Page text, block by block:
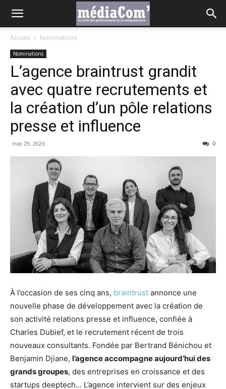
Accueil Nominations
Nominations
L’agence braintrust grandit
avec quatre recrutements et
la création d’un pôle relations
presse et influence
mai 29, 2026 0
À l’occasion de ses cinq ans, braintrust annonce une
nouvelle phase de développement avec la création de
son activité relations presse et influence, confiée à
Charles Dubief, et le recrutement récent de trois
nouveaux consultants. Fondée par Bertrand Bénichou et
Benjamin Djiane, l’agence accompagne aujourd’hui des
grands groupes, des entreprises en croissance et des
startups deeptech… L’agence intervient sur des enjeux